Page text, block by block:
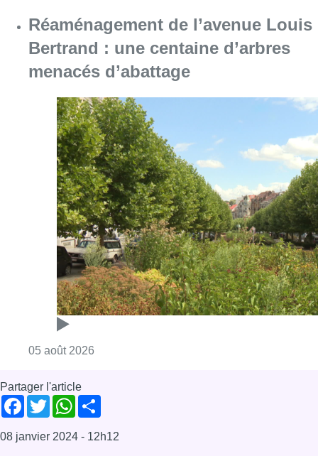
Réaménagement de l’avenue Louis
Bertrand : une centaine d’arbres
menacés d’abattage
05 août 2026
Partager l'article
Facebook
TwitterWhatsApp
08 janvier 2024 - 12h12